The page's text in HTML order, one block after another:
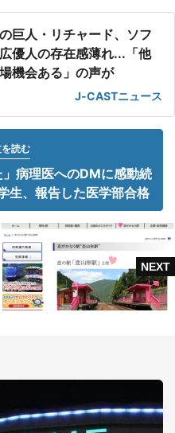
巨人・リチャード、ソフ
優人の存在感薄れ...「他
機会ある」の声が
J-CASTニュース
読む
」病理医へのDMに感動続
、報告した医学部合格